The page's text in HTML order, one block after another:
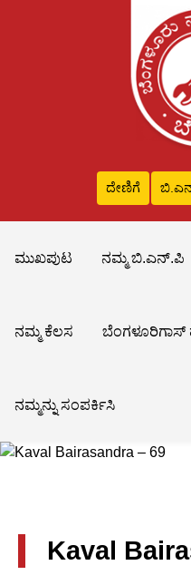
ದೇಣಿಗೆ
ಮುಖಪುಟ
ನಮ್ಮ ಬಿ.ಎನ್.ಪಿ
ನಮ್ಮ ಕೆಲಸ
ನಮ್ಮನ್ನು ಸಂಪರ್ಕಿಸಿ
Kaval